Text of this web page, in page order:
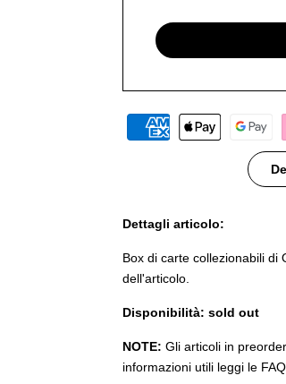
Dettagli articolo:
Box di carte collezionabili di
dell'articolo.
Disponibilità: sold out
NOTE: Gli articoli in
informazioni utili leggi le FAQ.